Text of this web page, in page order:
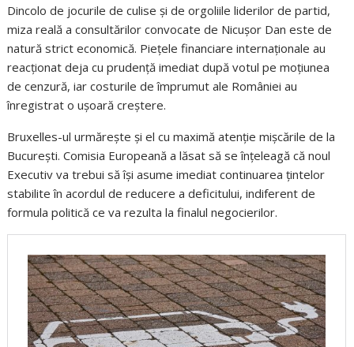
Dincolo de jocurile de culise și de orgoliile liderilor de partid,
miza reală a consultărilor convocate de Nicușor Dan este de
natură strict economică. Piețele financiare internaționale au
reacționat deja cu prudență imediat după votul pe moțiunea
de cenzură, iar costurile de împrumut ale României au
înregistrat o ușoară creștere.
Bruxelles-ul urmărește și el cu maximă atenție mișcările de la
București. Comisia Europeană a lăsat să se înțeleagă că noul
Executiv va trebui să își asume imediat continuarea țintelor
stabilite în acordul de reducere a deficitului, indiferent de
formula politică ce va rezulta la finalul negocierilor.